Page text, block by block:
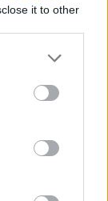
it to other
more Google
may click to
tags to
Google